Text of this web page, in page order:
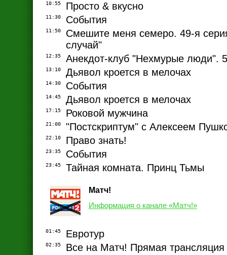
10:55 Просто & вкусно
11:30 События
11:50
Смешите меня семеро. 49-я
случай"
12:35 Анекдот-клуб "Нехмурые люди".
13:10 Дьявол кроется в мелочах
14:30 События
14:45 Дьявол кроется в мелочах
17:15 Роковой мужчина
21:00 "Постскриптум" с Алексеем
22:10 Право знать!
23:35 События
23:45 Тайная комната. Принц Тьмы
Матч!
Информация о канале «Матч!»
01:45 Евротур
02:35 Все на Матч! Прямая трансляция